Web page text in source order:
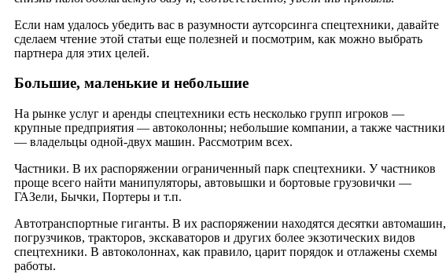
Если нам удалось убедить вас в разумности аутсорсинга спецтехники, давайте
сделаем чтение этой статьи еще полезней и посмотрим, как можно выбрать
партнера для этих целей.
Большие, маленькие и небольшие
На рынке услуг и аренды спецтехники есть несколько групп игроков —
крупные предприятия — автоколонны; небольшие компании, а также частники
— владельцы одной-двух машин. Рассмотрим всех.
Частники. В их распоряжении ограниченный парк спецтехники. У частников
проще всего найти манипуляторы, автовышки и бортовые грузовички —
ГАЗели, Бычки, Портеры и т.п.
Автотранспортные гиганты. В их распоряжении находятся десятки автомашин,
погрузчиков, тракторов, экскаваторов и других более экзотических видов
спецтехники. В автоколоннах, как правило, царит порядок и отлажены схемы
работы.